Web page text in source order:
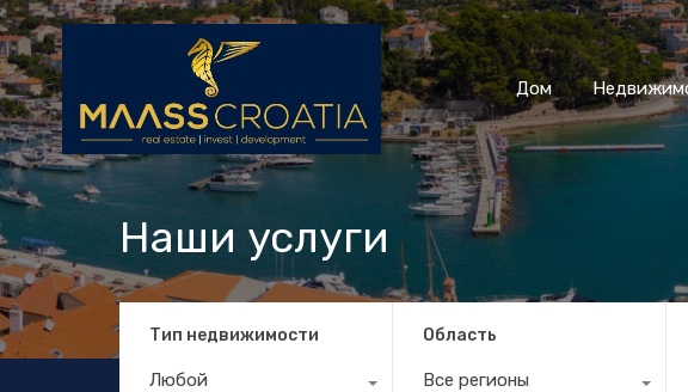
Дом
Дом
Наши услуги
Тип недвижимости
Любой
Область
Все регионы